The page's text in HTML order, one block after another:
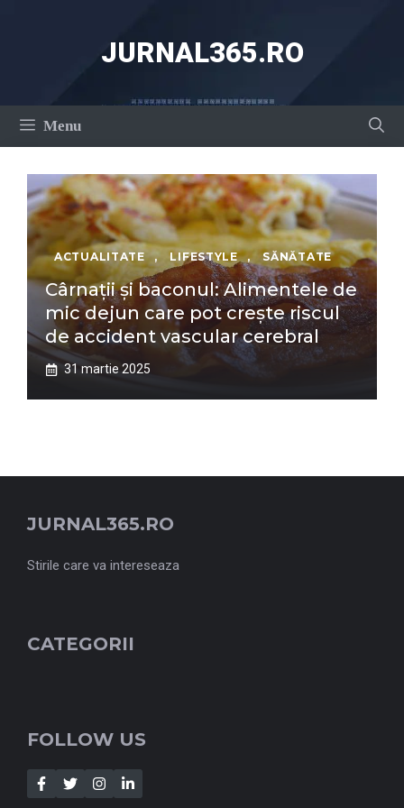
JURNAL365.RO
Menu
ACTUALITATE , LIFESTYLE , SĂNĂTATE
Cârnații și baconul: Alimentele de
mic dejun care pot crește riscul
de accident vascular cerebral
31 martie 2025
JURNAL365.RO
Stirile care va intereseaza
CATEGORII
FOLLOW US